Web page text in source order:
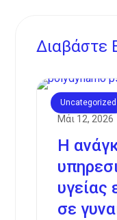
Διαβάστε
Uncategorized
Η
υγείας
σε
Μάι 12, 2026